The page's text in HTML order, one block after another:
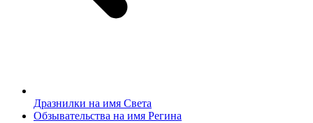
Дразнилки на имя Света
Обзывательства на имя Регина